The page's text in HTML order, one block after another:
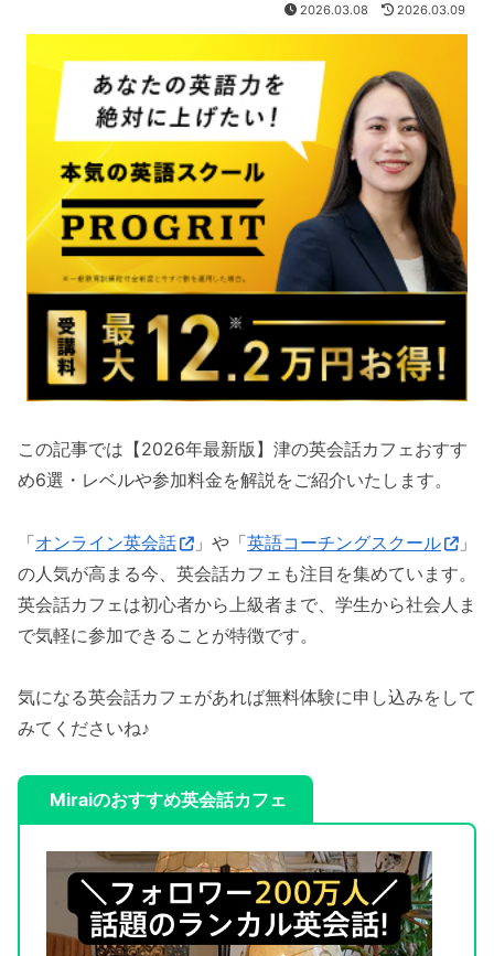
2026.03.08 2026.03.09
この記事では【2026年最新版】津の英会話カフェおすす
め6選・レベルや参加料金を解説をご紹介いたします。
「オンライン英会話 」や「英語コーチングスクール
」
の人気が高まる今、英会話カフェも注目を集めています。
英会話カフェは初心者から上級者まで、学生から社会人ま
で気軽に参加できることが特徴です。
気になる英会話カフェがあれば無料体験に申し込みをして
みてくださいね♪
Miraiのおすすめ英会話カフェ